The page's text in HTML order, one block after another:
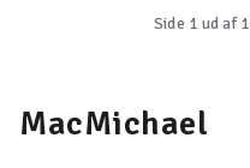
Side 1 ud af 1
MacMichael